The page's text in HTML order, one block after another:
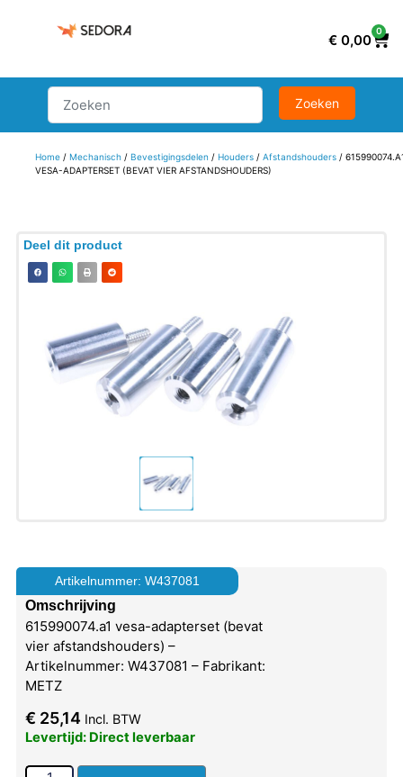
€ 0,00
0
Home/ Mechanisch/ Bevestigingsdelen / Houders/ Afstandshouders/
VESA-ADAPTERSET (BEVAT VIER AFSTANDSHOUDERS)
Deel dit product
Artikelnummer: W437081
Omschrijving
615990074.a1 vesa-adapterset (bevat
vier afstandshouders) –
Artikelnummer: W437081 – Fabrikant:
METZ
€ 25,14 Incl. BTW
Levertijd: Direct leverbaar